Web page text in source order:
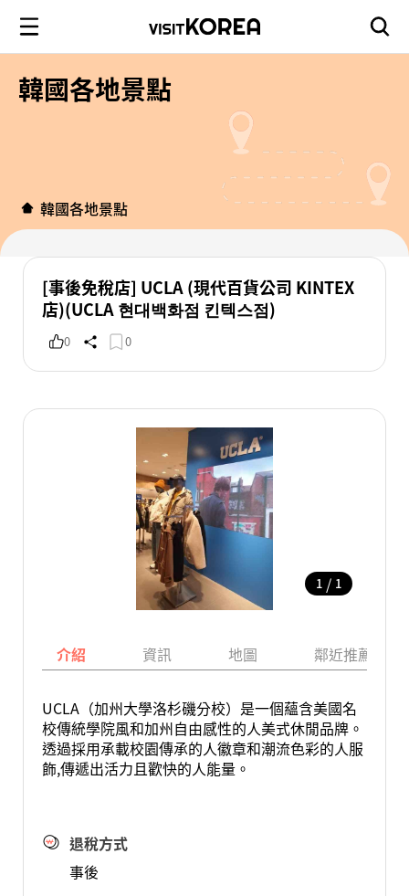
韓國各地景點
韓國各地景點
[事後免稅店] UCLA (現代百貨公司 KINTEX
店)(UCLA 현대백화점 킨텍스점)
0 0
1 / 1
介紹 資訊 地圖 鄰近推薦景點
UCLA（加州大學洛杉磯分校）是一個蘊含美國名
校傳統學院風和加州自由感性的人美式休閒品牌。
透過採用承載校園傳承的人徽章和潮流色彩的人服
飾,傳遞出活力且歡快的人能量。
退稅方式
事後